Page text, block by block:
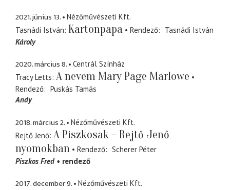
2021. június 13.
Nézőművészeti Kft.
Tasnádi István Kartonpapa Rendező
Tasnádi István
Károly
2020. március 8.
Centrál Színház
Tracy Letts A nevem Mary Page Marlowe
Rendező
Puskás Tamás
Andy
2018. március 2.
Nézőművészeti Kft.
Rejtő Jenő A Piszkosak – Rejtő Jenő
nyomokban
Rendező
Scherer Péter
Piszkos Fred
rendező
2017. december 9.
Nézőművészeti Kft.